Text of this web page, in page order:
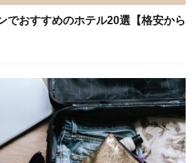
でおすすめのホテル20選【格安から